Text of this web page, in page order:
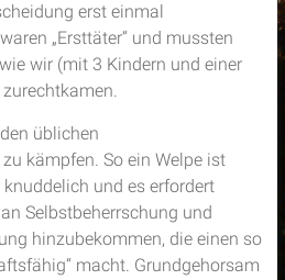
erst einmal
„Ersttäter“ und mussten
wir (mit 3 Kindern und einer
zurechtkamen.
üblichen
kämpfen. So ein Welpe ist
und es erfordert
Selbstbeherrschung und
hinzubekommen, die einen so
macht. Grundgehorsam